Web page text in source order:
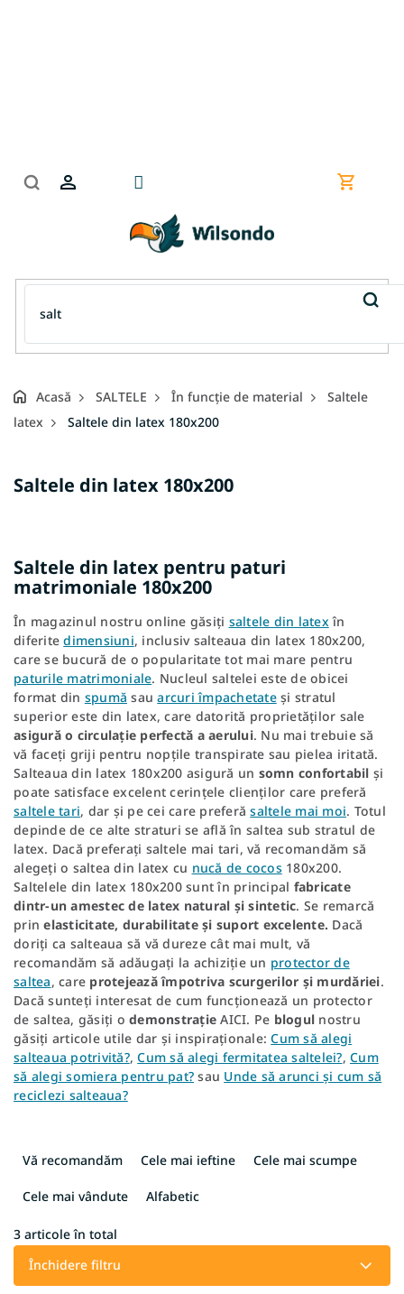
Coş
Acasă SALTELE În funcție de material
Saltele
latex
Saltele din latex 180x200
Saltele din latex 180x200
Saltele din latex pentru paturi
matrimoniale 180x200
În magazinul nostru online găsiți saltele din latexîn
diferitedimensiuni, inclusiv salteaua din latex 180x200,
care se bucură de o popularitate tot mai mare pentru
paturile matrimoniale. Nucleul saltelei este de obicei
format din spumă sauarcuri împachetateși stratul
superior este din latex, care datorită proprietăților sale
asigură o circulație perfectă a aerului. Nu mai trebuie să
vă faceți griji pentru nopțile transpirate sau pielea iritată.
Salteaua din latex 180x200 asigură un somn confortabil și
poate satisface excelent cerințele clienților care preferă
saltele tari, dar și pe cei care preferăsaltele mai moi. Totul
depinde de ce alte straturi se află în saltea sub stratul de
latex. Dacă preferați saltele mai tari, vă recomandăm să
alegeți o saltea din latex cu nucă de cocos180x200.
Saltelele din latex 180x200 sunt în principal fabricate
dintr-un amestec de latex natural și sintetic. Se remarcă
prinelasticitate, durabilitate și suport excelente. Dacă
doriți ca salteaua să vă dureze cât mai mult, vă
recomandăm să adăugați la achiziție un protector de
saltea, care protejează împotriva scurgerilor și murdăriei.
Dacă sunteți interesat de cum funcționează un protector
de saltea, găsiți o demonstrație AICI. Pe blogul nostru
găsiți articole utile dar și inspiraționale:Cum să alegi
salteaua potrivită?,Cum să alegi fermitatea saltelei?, Cum
să alegi somiera pentru pat? sau Unde să arunci și cum să
reciclezi salteaua?
e
e
t
Vă recomandăm Cele mai ieftine Cele mai scumpe
Cele mai vândute Alfabetic
3 articole în total
Închidere filtru